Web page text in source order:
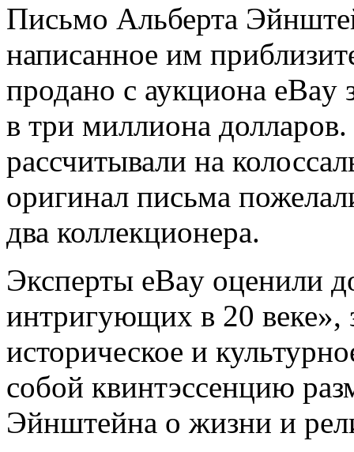
Письмо Альберта
написанное им
продано с аукциона eBay
в три миллиона
рассчитывали на
оригинал письма
два коллекционера.
Эксперты eBay оценили
интригующих в 20 веке»,
историческое и
собой квинтэссенцию
Эйнштейна о жизни и